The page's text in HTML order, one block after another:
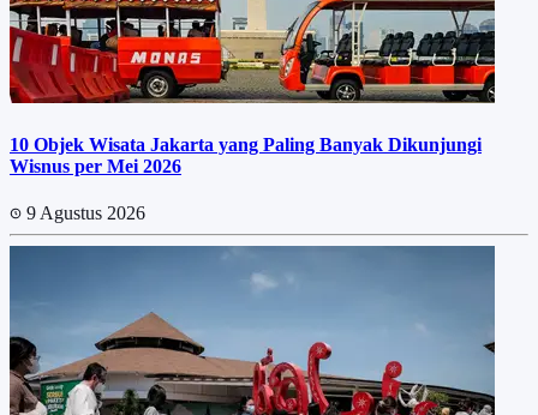
10 Objek Wisata Jakarta yang Paling Banyak Dikunjungi
Wisnus per Mei 2026
9 Agustus 2026